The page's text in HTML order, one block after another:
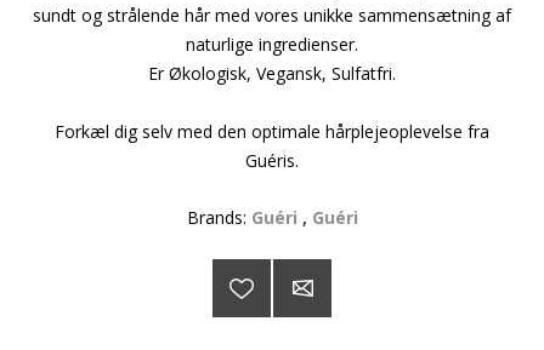
sundt og strålende hår med vores unikke sammensætning af
naturlige ingredienser.
Er Økologisk, Vegansk, Sulfatfri.
Forkæl dig selv med den optimale hårplejeoplevelse fra
Guéris.
Brands: Guéri , Guéri